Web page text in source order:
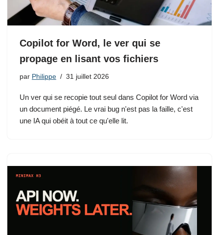
Copilot for Word, le ver qui se
propage en lisant vos fichiers
par Philippe 31 juillet 2026
Un ver qui se recopie tout seul dans Copilot for Word via
un document piégé. Le vrai bug n'est pas la faille, c'est
une IA qui obéit à tout ce qu'elle lit.